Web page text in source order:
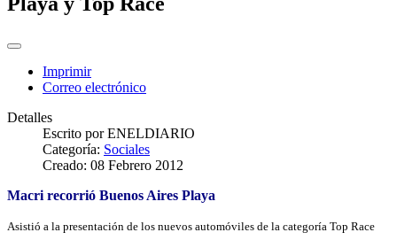
Imprimir
Correo electrónico
Detalles
Escrito porENELDIARIO
Categoría: Sociales
Creado: 08 Febrero 2012
Macri recorrió Buenos Aires Playa
Asistió a la presentación de los nuevos automóviles de la categoría Top Race